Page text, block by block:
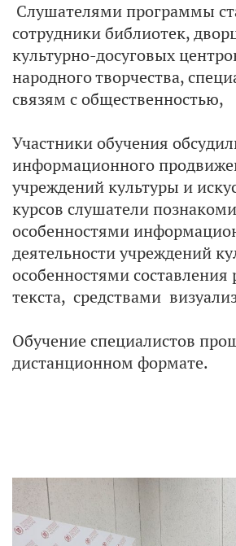
Слушателями программы
сотрудники библиотек,
культурно-досуговых
народного творчества,
связям с общественностью,
Участники обучения
информационного
учреждений культуры и
курсов слушатели
особенностями
деятельности учреждений
особенностями составления
текста, средствами
Обучение специалистов
дистанционном формате.